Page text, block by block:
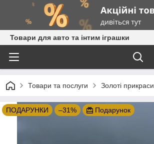
Товари для авто та інтим іграшки
Товари та послуги Золоті прикраси
ПОДАРУНКИ –31% Подарунок